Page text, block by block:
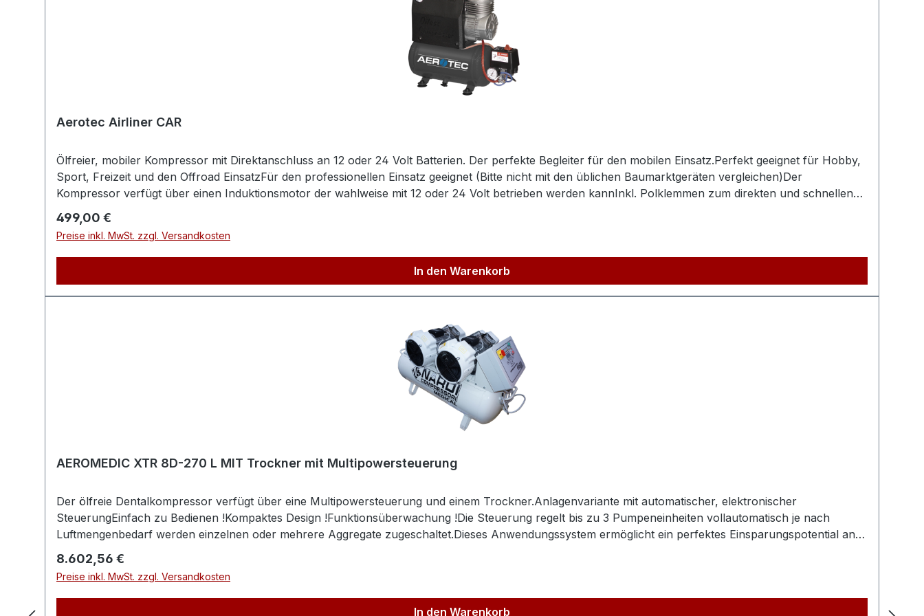
Aerotec Airliner CAR
Ölfreier, mobiler Kompressor mit Direktanschluss an 12 oder 24 Volt Batterien. Der perfekte Begleiter für den mobilen Einsatz.Perfekt geeignet für Hobby,
Sport, Freizeit und den Offroad EinsatzFür den professionellen Einsatz geeignet (Bitte nicht mit den üblichen Baumarktgeräten vergleichen)Der
Kompressor verfügt über einen Induktionsmotor der wahlweise mit 12 oder 24 Volt betrieben werden kannInkl. Polklemmen zum direkten und schnellen
Anschluss an die BatterieTechnische Daten:Länge (Produkt) ca.410mmBreite/Tiefe (Produkt) ca.150mmHöhe (Produkt) ca.390mmGewicht (Netto)
ca.7kgAnschlussspannung12 / 24VSchalldruckpegel Lp74dB(A)Ölfrei / ÖlgeschmiertÖlfreiFüllleistung von bis ca.60 - 120l/minErläuterung Fülleistung12 –
24VVerdichter Drehzahl von bis1650 - 3300min¯¹Höchstdruck8barBehälterinhalt5lHerstellerpro)SALES GmbH, AEROTEC KompressorenFerdinand-
Porsche-Str. 16, 63500 Seligenstadt, Deutschlandinfo@aerotec.info
Regulärer Preis:
499,00 €
Preise inkl. MwSt. zzgl. Versandkosten
In den Warenkorb
AEROMEDIC XTR 8D-270 L MIT Trockner mit Multipowersteuerung
Der ölfreie Dentalkompressor verfügt über eine Multipowersteuerung und einem Trockner.Anlagenvariante mit automatischer, elektronischer
SteuerungEinfach zu Bedienen !Kompaktes Design !Funktionsüberwachung !Die Steuerung regelt bis zu 3 Pumpeneinheiten vollautomatisch je nach
Luftmengenbedarf werden einzelnen oder mehrere Aggregate zugeschaltet.Dieses Anwendungssystem ermöglicht ein perfektes Einsparungspotential an
Energiekosten und passt sich dem Luftverbrauch des Anwenders individuell an.Durch die spezielle Steuerungsprogrammierung wird bei mehreren
Aggregaten das Rotationsprinzip angewendet, um eine gleichbleibende Aggregatbeanspruchung zu gewährleisten.So wird für jedes Aggregat eine gleiche
Laufleistung erzielt, welche auch die Wartungsaufwände deutlich optimiert.Bei mehreren Aggregaten wird dem Endanwender eine Ausfallsicherheit
garantiert.Die Steuerung speichert die Gesamtarbeitszeit des Kompressors und die Arbeitszeiten jeder einzelnen Pumpeneinheit.Die Motorschalter haben
Regulärer Preis:
8.602,56 €
Preise inkl. MwSt. zzgl. Versandkosten
In den Warenkorb